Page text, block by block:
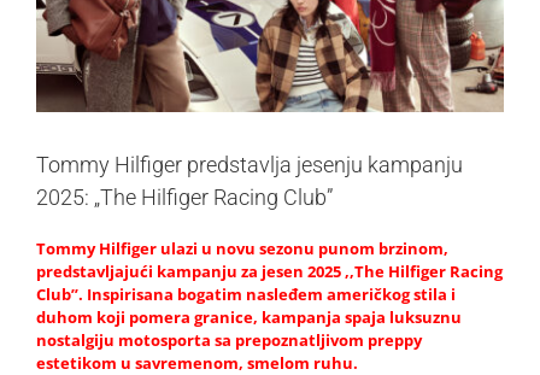
Tommy Hilfiger predstavlja jesenju kampanju
2025: „The Hilfiger Racing Club”
Tommy Hilfiger ulazi u novu sezonu punom brzinom,
predstavljajući kampanju za jesen 2025 ,,The Hilfiger Racing
Club’’. Inspirisana bogatim nasleđem američkog stila i
duhom koji pomera granice, kampanja spaja luksuznu
nostalgiju motosporta sa prepoznatljivom preppy
estetikom u savremenom, smelom ruhu.